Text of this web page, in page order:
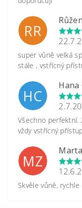
RR
super vůně velká
stále , vstřícný
HC
Hana
Všechno perfektní.
vždy vstřícný
MZ
Skvěle vůně, rychle